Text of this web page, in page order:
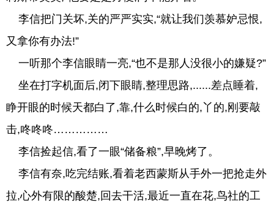
李信把门关坏,关的严严实实,“就让我们羡慕妒忌恨,
又拿你有办法!”
一听那个李信眼睛一亮,“也不是那人没很小的嫌疑?”
坐在打字机面后,闭下眼睛,整理思路,......差点睡着,
睁开眼的时候天都白了,靠,什么时候白的,丫的,刚要敲
击,咚咚咚……………
李信捡起信,看了一眼“储备粮”,早晚烤了。
李信有奈,吃完结账,看着老西蒙斯从手外一把抢走外
拉,心外有限的酸楚,回去干活,最近一直在花,鸟社的工